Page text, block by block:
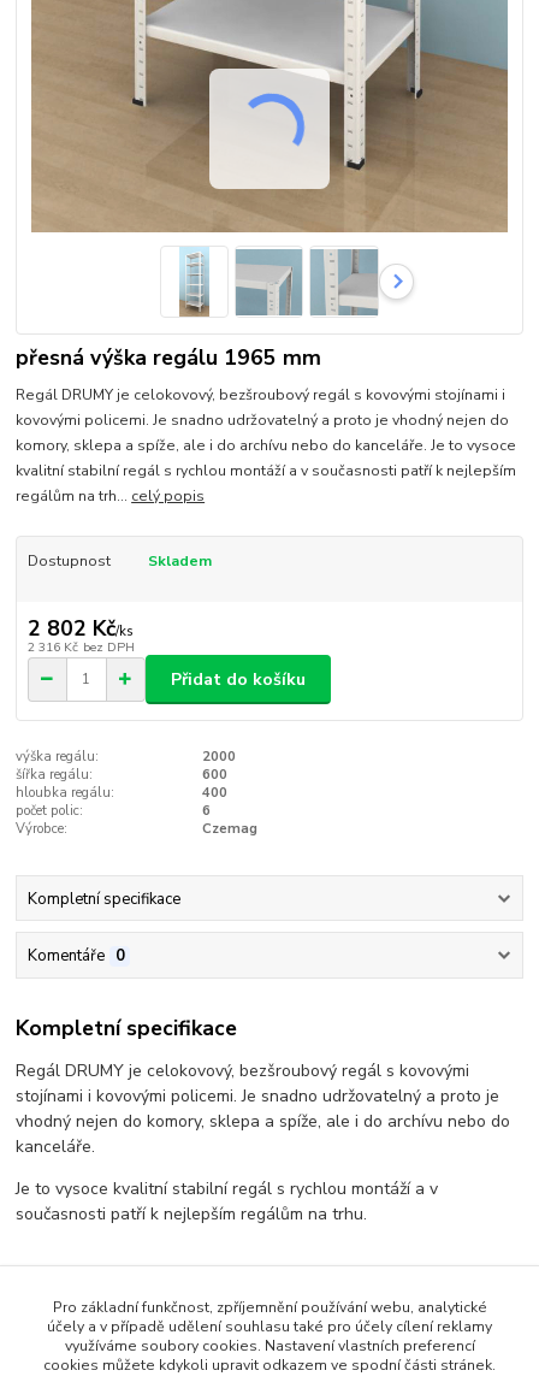
přesná výška regálu 1965 mm
Regál DRUMY je celokovový, bezšroubový regál s kovovými stojínami i
kovovými policemi. Je snadno udržovatelný a proto je vhodný nejen do
komory, sklepa a spíže, ale i do archívu nebo do kanceláře. Je to vysoce
kvalitní stabilní regál s rychlou montáží a v současnosti patří k nejlepším
regálům na trh... celý popis
Dostupnost Skladem
2 802 Kč/ks
2 316 Kč bez DPH
Přidat do košíku
výška regálu:
2000
šířka regálu:
600
hloubka regálu:
400
počet polic:
6
Výrobce:
Czemag
Kompletní specifikace
Komentáře 0
Kompletní specifikace
Regál DRUMY je celokovový, bezšroubový regál s kovovými
stojínami i kovovými policemi. Je snadno udržovatelný a proto je
vhodný nejen do komory, sklepa a spíže, ale i do archívu nebo do
kanceláře.
Je to vysoce kvalitní stabilní regál s rychlou montáží a v
současnosti patří k nejlepším regálům na trhu.
- výška regálu 1965 mm
- rozměry police 400 x 600 mm
- počet polic : 6
- zatížení na polici - 130 kg
Pro základní funkčnost, zpříjemnění používání webu, analytické
účely a v případě udělení souhlasu také pro účely cílení reklamy
využíváme soubory cookies. Nastavení vlastních preferencí
cookies můžete kdykoli upravit odkazem ve spodní části stránek.